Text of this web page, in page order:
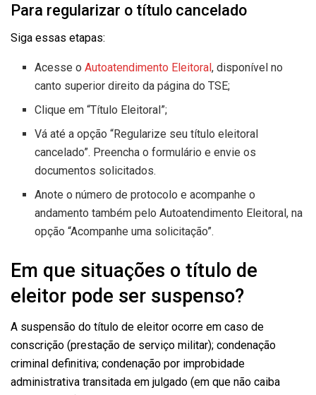
Para regularizar o título cancelado
Siga essas etapas:
Acesse oAutoatendimento Eleitoral, disponível no
canto superior direito da página do TSE;
Clique em “Título Eleitoral”;
Vá até a opção “Regularize seu título eleitoral
cancelado”. Preencha o formulário e envie os
documentos solicitados.
Anote o número de protocolo e acompanhe o
andamento também pelo Autoatendimento Eleitoral, na
opção “Acompanhe uma solicitação”.
Em que situações o título de
eleitor pode ser suspenso?
A suspensão do título de eleitor ocorre em caso de
conscrição (prestação de serviço militar); condenação
criminal definitiva; condenação por improbidade
administrativa transitada em julgado (em que não caiba